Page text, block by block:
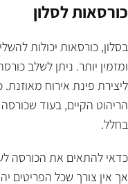
כורסאות לסלון
בסלון, כורסאות יכולות
ומזמין יותר. ניתן לשלב
ליצירת פינת אירוח
הריהוט הקיים, בעוד
בחלל.
כדאי להתאים את הכורסה
אך אין צורך שכל הפריטים